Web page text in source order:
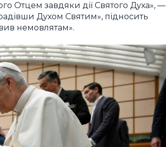
Отцем завдяки дії Святого Духа», —
Духом Святим», підносить
немовлятам».